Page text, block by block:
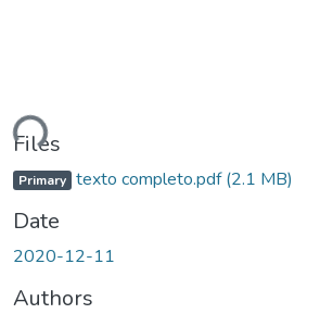
Loading...
Files
Primary texto completo.pdf(2.1 MB)
Date
2020-12-11
Authors